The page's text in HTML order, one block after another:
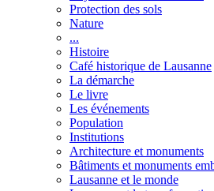
Protection des sols
Nature
...
Histoire
Café historique de Lausanne
La démarche
Le livre
Les événements
Population
Institutions
Architecture et monuments
Bâtiments et monuments
Lausanne et le monde